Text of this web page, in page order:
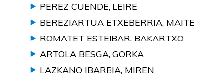
PEREZ CUENDE, LEIRE
BEREZIARTUA ETXEBERRIA, MAITE
ROMATET ESTEIBAR, BAKARTXO
ARTOLA BESGA, GORKA
LAZKANO IBARBIA, MIREN